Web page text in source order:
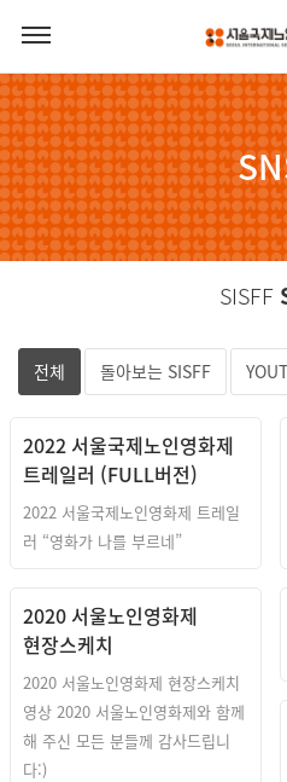
SISFF
전체 돌아보는 SISFF
2022 서울국제노인영화제
트레일러 (FULL버전)
2022 서울국제노인영화제 트레일
러 “영화가 나를 부르네”
2020 서울노인영화제
현장스케치
2020 서울노인영화제 현장스케치
영상 2020 서울노인영화제와 함께
해 주신 모든 분들께 감사드립니
다:)